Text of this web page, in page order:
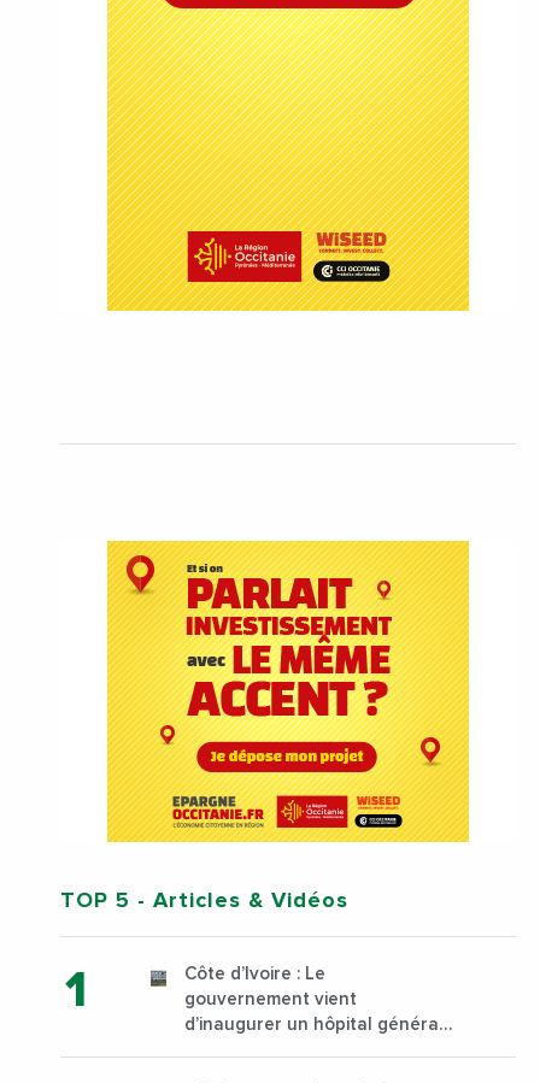
TOP 5 - Articles & Vidéos
Côte d’Ivoire : Le
gouvernement vient
d’inaugurer un hôpital général